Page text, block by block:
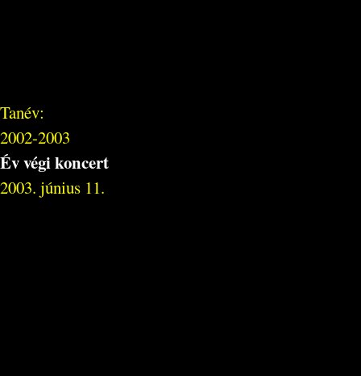
Tanév:
2002-2003
Év végi koncert
2003. június 11.